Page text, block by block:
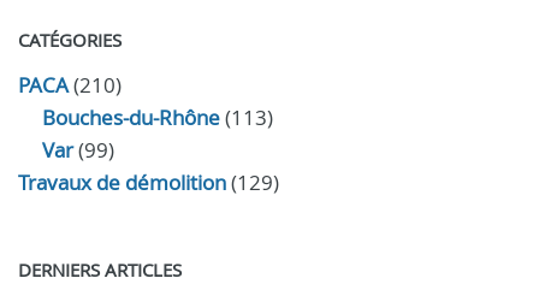
CATÉGORIES
PACA(210)
Bouches-du-Rhône(113)
Var(99)
Travaux de démolition(129)
DERNIERS ARTICLES